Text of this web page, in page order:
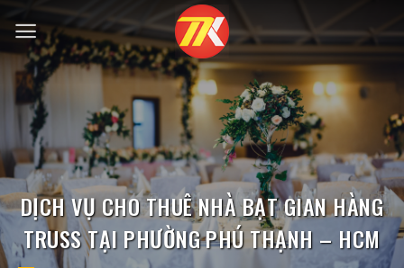
qua
nội
dung
DỊCH VỤ CHO THUÊ NHÀ BẠT GIAN HÀNG
TRUSS TẠI PHƯỜNG PHÚ THẠNH – HCM